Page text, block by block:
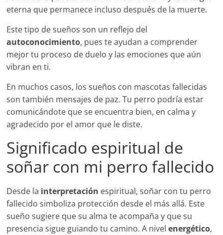
eterna que permanece incluso después de la muerte.
Este tipo de sueños son un reflejo del
autoconocimiento, pues te ayudan a comprender
mejor tu proceso de duelo y las emociones que aún
vibran en ti.
En muchos casos, los sueños con mascotas fallecidas
son también mensajes de paz. Tu perro podría estar
comunicándote que se encuentra bien, en calma y
agradecido por el amor que le diste.
Significado espiritual de
soñar con mi perro fallecido
Desde la interpretación espiritual, soñar con tu perro
fallecido simboliza protección desde el más allá. Este
sueño sugiere que su alma te acompaña y que su
presencia sigue guiando tu camino. A nivelenergético,